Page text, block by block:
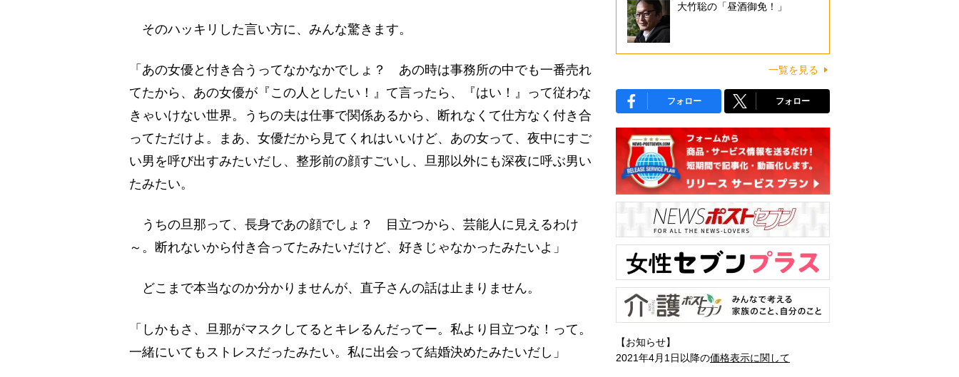
そのハッキリした言い方に、みんな驚きます。
「あの女優と付き合うってなかなかでしょ？ あの時は事務所の中でも一番売れ
てたから、あの女優が『この人としたい！』て言ったら、『はい！』って従わな
きゃいけない世界。うちの夫は仕事で関係あるから、断れなくて仕方なく付き合
ってただけよ。まあ、女優だから見てくれはいいけど、あの女って、夜中にすご
い男を呼び出すみたいだし、整形前の顔すごいし、旦那以外にも深夜に呼ぶ男い
たみたい。
うちの旦那って、長身であの顔でしょ？ 目立つから、芸能人に見えるわけ
～。断れないから付き合ってたみたいだけど、好きじゃなかったみたいよ」
どこまで本当なのか分かりませんが、直子さんの話は止まりません。
「しかもさ、旦那がマスクしてるとキレるんだってー。私より目立つな！って。
一緒にいてもストレスだったみたい。私に出会って結婚決めたみたいだし」
大竹聡の「昼酒御免！」
一覧を見る
フォロー フォロー
【お知らせ】
2021年4月1日以降の価格表示に関して